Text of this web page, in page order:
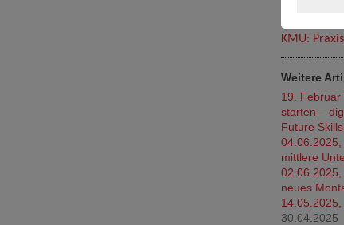
KMU:
Weitere
19. Februar
starten –
Future
mittlere
neues
30.04.2025